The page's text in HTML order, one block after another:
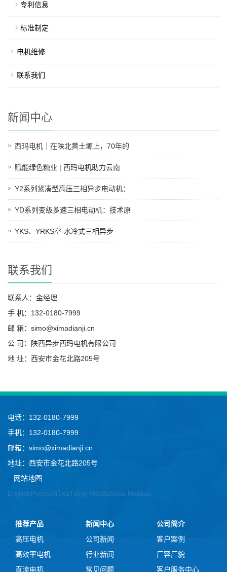
专利信息
标准制定
电机维修
联系我们
新闻中心
西玛电机｜在陕北黄土塬上，70年的
赋能绿色糖业 | 西玛电机助力云南
Y2系列紧凑型高压三相异步电动机：
YD系列变级多速三相电动机：技术原
YKS、YRKS空-水冷式三相异步
联系我们
联系人：金经理
手 机：132-0180-7999
邮 箱：simo@ximadianji.cn
公 司：陕西异步西玛电机有限公司
地 址：西安市金花北路205号
电话：132-0180-7999
手机：132-0180-7999
邮箱：simo@ximadianji.cn
地址：西安市金花北路205号
网站地图
EnglishРусскийไทยTiếng ViệtBahasa Melayu
推荐产品
高压电机
高效率电机
直流电机
新闻中心
公司新闻
行业新闻
常见问题
公司简介
客户案例
厂容厂貌
客户服务中心